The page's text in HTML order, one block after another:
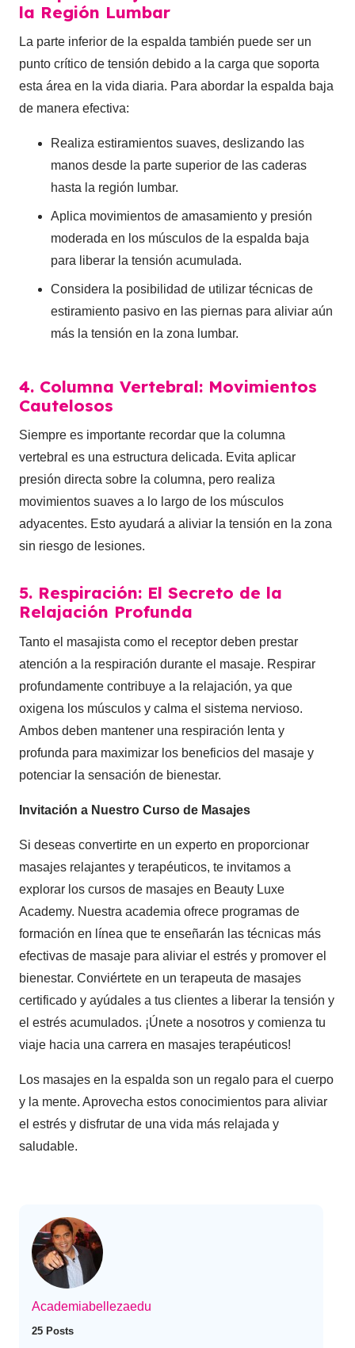
la Región Lumbar
La parte inferior de la espalda también puede ser un
punto crítico de tensión debido a la carga que soporta
esta área en la vida diaria. Para abordar la espalda baja
de manera efectiva:
Realiza estiramientos suaves, deslizando las
manos desde la parte superior de las caderas
hasta la región lumbar.
Aplica movimientos de amasamiento y presión
moderada en los músculos de la espalda baja
para liberar la tensión acumulada.
Considera la posibilidad de utilizar técnicas de
estiramiento pasivo en las piernas para aliviar aún
más la tensión en la zona lumbar.
4. Columna Vertebral: Movimientos
Cautelosos
Siempre es importante recordar que la columna
vertebral es una estructura delicada. Evita aplicar
presión directa sobre la columna, pero realiza
movimientos suaves a lo largo de los músculos
adyacentes. Esto ayudará a aliviar la tensión en la zona
sin riesgo de lesiones.
5. Respiración: El Secreto de la
Relajación Profunda
Tanto el masajista como el receptor deben prestar
atención a la respiración durante el masaje. Respirar
profundamente contribuye a la relajación, ya que
oxigena los músculos y calma el sistema nervioso.
Ambos deben mantener una respiración lenta y
profunda para maximizar los beneficios del masaje y
potenciar la sensación de bienestar.
Invitación a Nuestro Curso de Masajes
Si deseas convertirte en un experto en proporcionar
masajes relajantes y terapéuticos, te invitamos a
explorar los cursos de masajes en Beauty Luxe
Academy. Nuestra academia ofrece programas de
formación en línea que te enseñarán las técnicas más
efectivas de masaje para aliviar el estrés y promover el
bienestar. Conviértete en un terapeuta de masajes
certificado y ayúdales a tus clientes a liberar la tensión y
el estrés acumulados. ¡Únete a nosotros y comienza tu
viaje hacia una carrera en masajes terapéuticos!
Los masajes en la espalda son un regalo para el cuerpo
y la mente. Aprovecha estos conocimientos para aliviar
el estrés y disfrutar de una vida más relajada y
saludable.
Academiabellezaedu
25 Posts